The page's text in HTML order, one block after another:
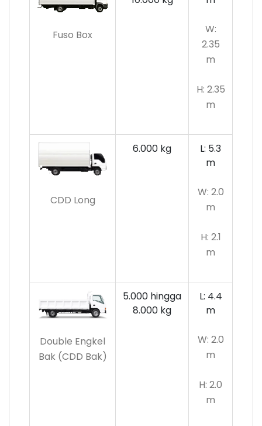
Fuso Box
W:
2.35
m
H: 2.35
m
CDD Long
6.000 kg
L: 5.3
m
W: 2.0
m
H: 2.1
m
Double Engkel
Bak (CDD Bak)
5.000 hingga
8.000 kg
L: 4.4
m
W: 2.0
m
H: 2.0
m